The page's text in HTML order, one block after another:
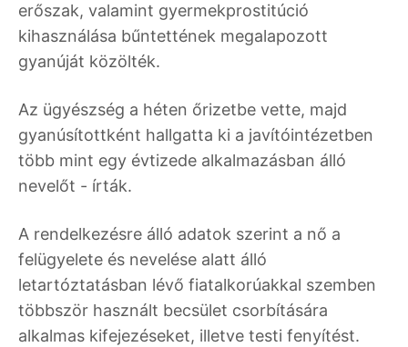
erőszak, valamint gyermekprostitúció
kihasználása bűntettének megalapozott
gyanúját közölték.
Az ügyészség a héten őrizetbe vette, majd
gyanúsítottként hallgatta ki a javítóintézetben
több mint egy évtizede alkalmazásban álló
nevelőt - írták.
A rendelkezésre álló adatok szerint a nő a
felügyelete és nevelése alatt álló
letartóztatásban lévő fiatalkorúakkal szemben
többször használt becsület csorbítására
alkalmas kifejezéseket, illetve testi fenyítést.